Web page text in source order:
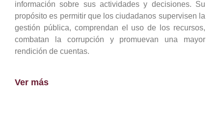
información sobre sus actividades y decisiones. Su
propósito es permitir que los ciudadanos supervisen la
gestión pública, comprendan el uso de los recursos,
combatan la corrupción y promuevan una mayor
rendición de cuentas.
Ver más